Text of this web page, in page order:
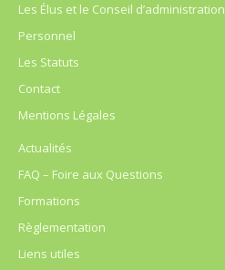
Les Élus et le Conseil d’administration
Personnel
Les Statuts
Contact
Mentions Légales
Actualités
FAQ – Foire aux Questions
Formations
Règlementation
Liens utiles